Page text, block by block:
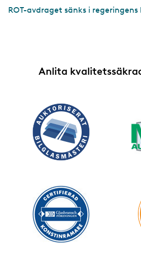
ROT-avdraget sänks i
Anlita